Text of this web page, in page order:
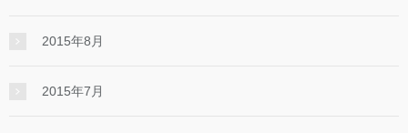
2015年8月
2015年7月